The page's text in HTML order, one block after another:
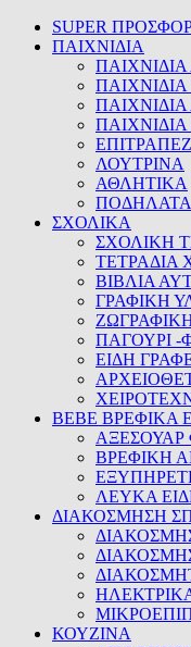
SUPER
ΠΑΙΧΝΙΔΙΑ
ΠΑΙΧΝΙΔΙΑ
ΠΑΙΧΝΙΔΙΑ
ΠΑΙΧΝΙΔΙΑ
ΛΟΥΤΡΙΝΑ
ΑΘΛΗΤΙΚΑ
ΣΧΟΛΙΚΑ
ΣΧΟΛΙΚΗ
ΤΕΤΡΑΔΙΑ
ΒΙΒΛΙΑ
ΓΡΑΦΙΚΗ
ΠΑΓΟΥΡΙ -
ΕΙΔΗ
BEBE ΒΡΕΦΙΚΑ
ΒΡΕΦΙΚΗ
ΛΕΥΚΑ
ΔΙΑΚΟΣΜΗΣΗ
ΚΟΥΖΙΝΑ